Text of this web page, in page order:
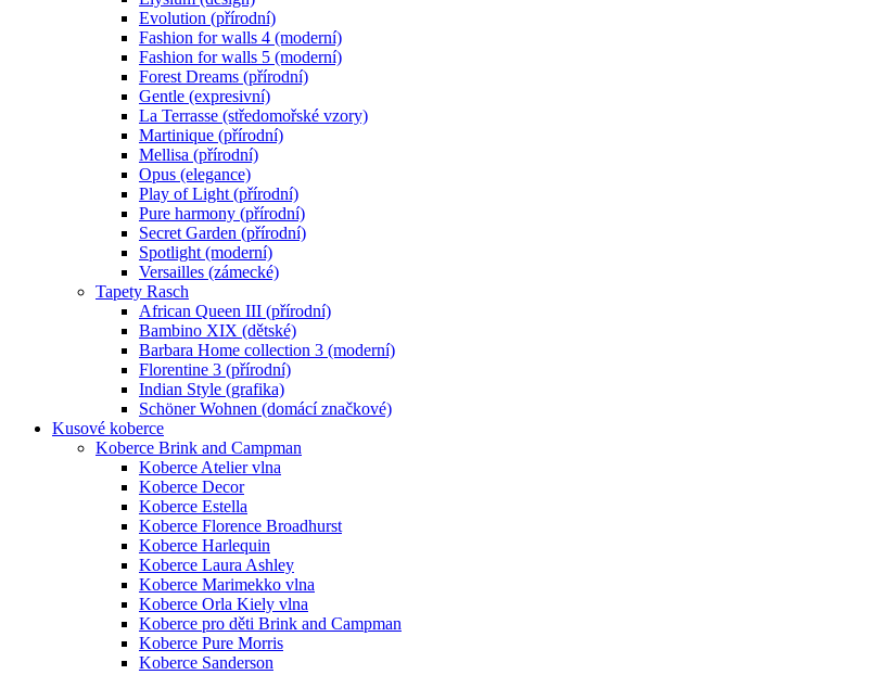
Evolution (přírodní)
Fashion for walls 4 (moderní)
Fashion for walls 5 (moderní)
Forest Dreams (přírodní)
Gentle (expresivní)
La Terrasse (středomořské vzory)
Martinique (přírodní)
Mellisa (přírodní)
Opus (elegance)
Play of Light (přírodní)
Pure harmony (přírodní)
Secret Garden (přírodní)
Spotlight (moderní)
Versailles (zámecké)
Tapety Rasch
African Queen III (přírodní)
Bambino XIX (dětské)
Barbara Home collection 3 (moderní)
Florentine 3 (přírodní)
Indian Style (grafika)
Schöner Wohnen (domácí značkové)
Kusové koberce
Koberce Brink and Campman
Koberce Atelier vlna
Koberce Decor
Koberce Estella
Koberce Florence Broadhurst
Koberce Harlequin
Koberce Laura Ashley
Koberce Marimekko vlna
Koberce Orla Kiely vlna
Koberce pro děti Brink and Campman
Koberce Pure Morris
Koberce Sanderson